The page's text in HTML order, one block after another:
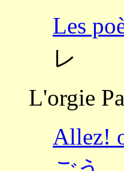
Les
レ
L'orgie
Allez!